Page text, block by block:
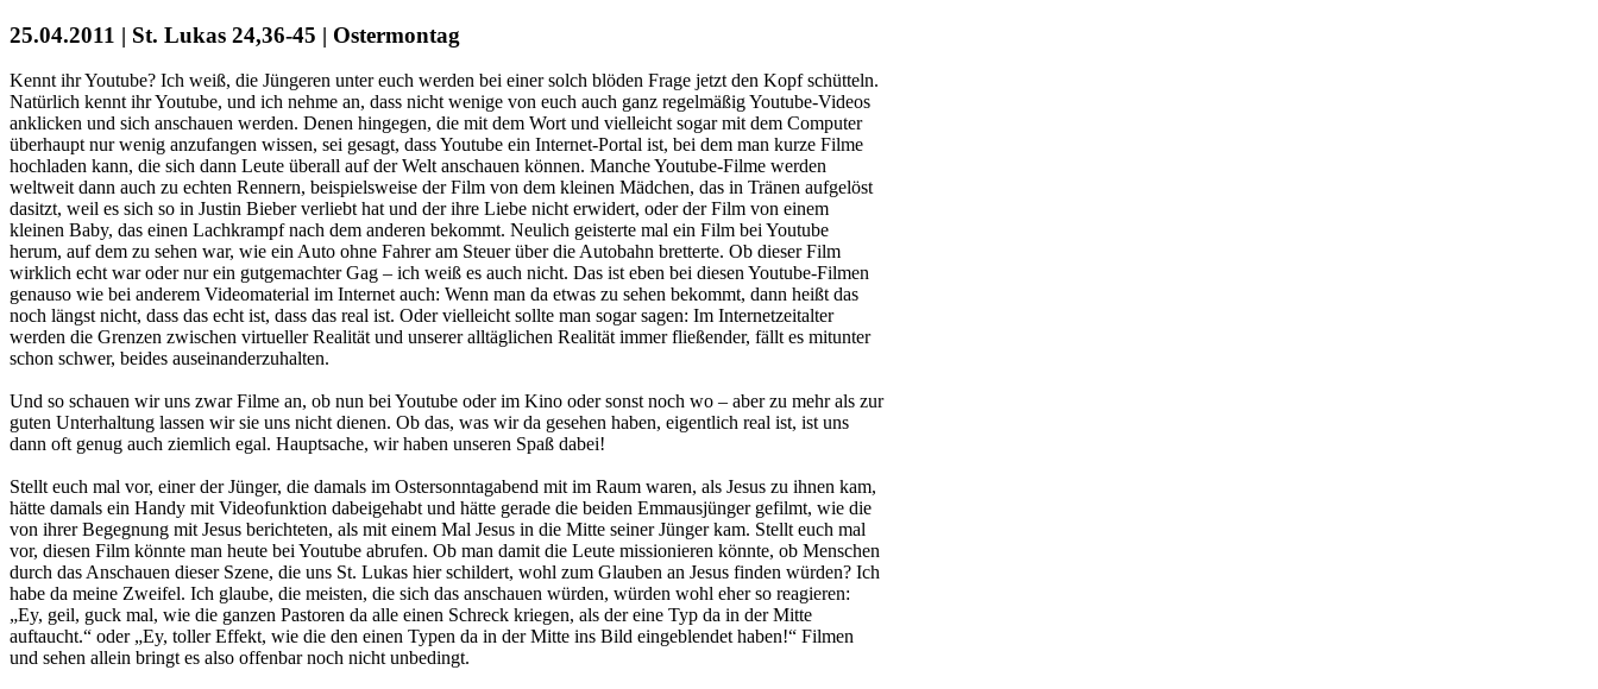
25.04.2011 | St. Lukas 24,36-45 | Ostermontag
Kennt ihr Youtube? Ich weiß, die Jüngeren unter euch werden bei einer solch blöden Frage jetzt den Kopf schütteln.
Natürlich kennt ihr Youtube, und ich nehme an, dass nicht wenige von euch auch ganz regelmäßig Youtube-Videos
anklicken und sich anschauen werden. Denen hingegen, die mit dem Wort und vielleicht sogar mit dem Computer
überhaupt nur wenig anzufangen wissen, sei gesagt, dass Youtube ein Internet-Portal ist, bei dem man kurze Filme
hochladen kann, die sich dann Leute überall auf der Welt anschauen können. Manche Youtube-Filme werden
weltweit dann auch zu echten Rennern, beispielsweise der Film von dem kleinen Mädchen, das in Tränen aufgelöst
dasitzt, weil es sich so in Justin Bieber verliebt hat und der ihre Liebe nicht erwidert, oder der Film von einem
kleinen Baby, das einen Lachkrampf nach dem anderen bekommt. Neulich geisterte mal ein Film bei Youtube
herum, auf dem zu sehen war, wie ein Auto ohne Fahrer am Steuer über die Autobahn bretterte. Ob dieser Film
wirklich echt war oder nur ein gutgemachter Gag – ich weiß es auch nicht. Das ist eben bei diesen Youtube-Filmen
genauso wie bei anderem Videomaterial im Internet auch: Wenn man da etwas zu sehen bekommt, dann heißt das
noch längst nicht, dass das echt ist, dass das real ist. Oder vielleicht sollte man sogar sagen: Im Internetzeitalter
werden die Grenzen zwischen virtueller Realität und unserer alltäglichen Realität immer fließender, fällt es mitunter
schon schwer, beides auseinanderzuhalten.
Und so schauen wir uns zwar Filme an, ob nun bei Youtube oder im Kino oder sonst noch wo – aber zu mehr als zur
guten Unterhaltung lassen wir sie uns nicht dienen. Ob das, was wir da gesehen haben, eigentlich real ist, ist uns
dann oft genug auch ziemlich egal. Hauptsache, wir haben unseren Spaß dabei!
Stellt euch mal vor, einer der Jünger, die damals im Ostersonntagabend mit im Raum waren, als Jesus zu ihnen kam,
hätte damals ein Handy mit Videofunktion dabeigehabt und hätte gerade die beiden Emmausjünger gefilmt, wie die
von ihrer Begegnung mit Jesus berichteten, als mit einem Mal Jesus in die Mitte seiner Jünger kam. Stellt euch mal
vor, diesen Film könnte man heute bei Youtube abrufen. Ob man damit die Leute missionieren könnte, ob Menschen
durch das Anschauen dieser Szene, die uns St. Lukas hier schildert, wohl zum Glauben an Jesus finden würden? Ich
habe da meine Zweifel. Ich glaube, die meisten, die sich das anschauen würden, würden wohl eher so reagieren:
„Ey, geil, guck mal, wie die ganzen Pastoren da alle einen Schreck kriegen, als der eine Typ da in der Mitte
auftaucht.“ oder „Ey, toller Effekt, wie die den einen Typen da in der Mitte ins Bild eingeblendet haben!“ Filmen
und sehen allein bringt es also offenbar noch nicht unbedingt.